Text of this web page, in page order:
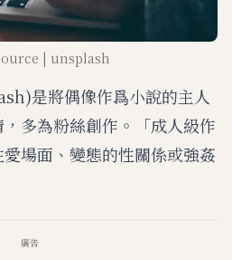
| unsplash
是將偶像作爲小說的主人
多為粉絲創作。「成人級作
場面、變態的性關係或強姦
廣告